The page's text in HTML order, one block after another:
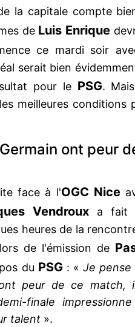
la capitale compte
de Luis Enrique
ce mardi soir
serait bien
pour le PSG.
meilleures conditions
ont peur
face à l'OGC Nice
Vendrouxa fait
heures de la
lors de l'émission de
du PSG : « Je pense
peur de ce match,
finale
talent ».